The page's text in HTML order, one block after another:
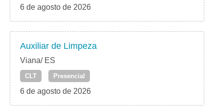
6 de agosto de 2026
Auxiliar de Limpeza
Viana/ ES
CLT Presencial
6 de agosto de 2026